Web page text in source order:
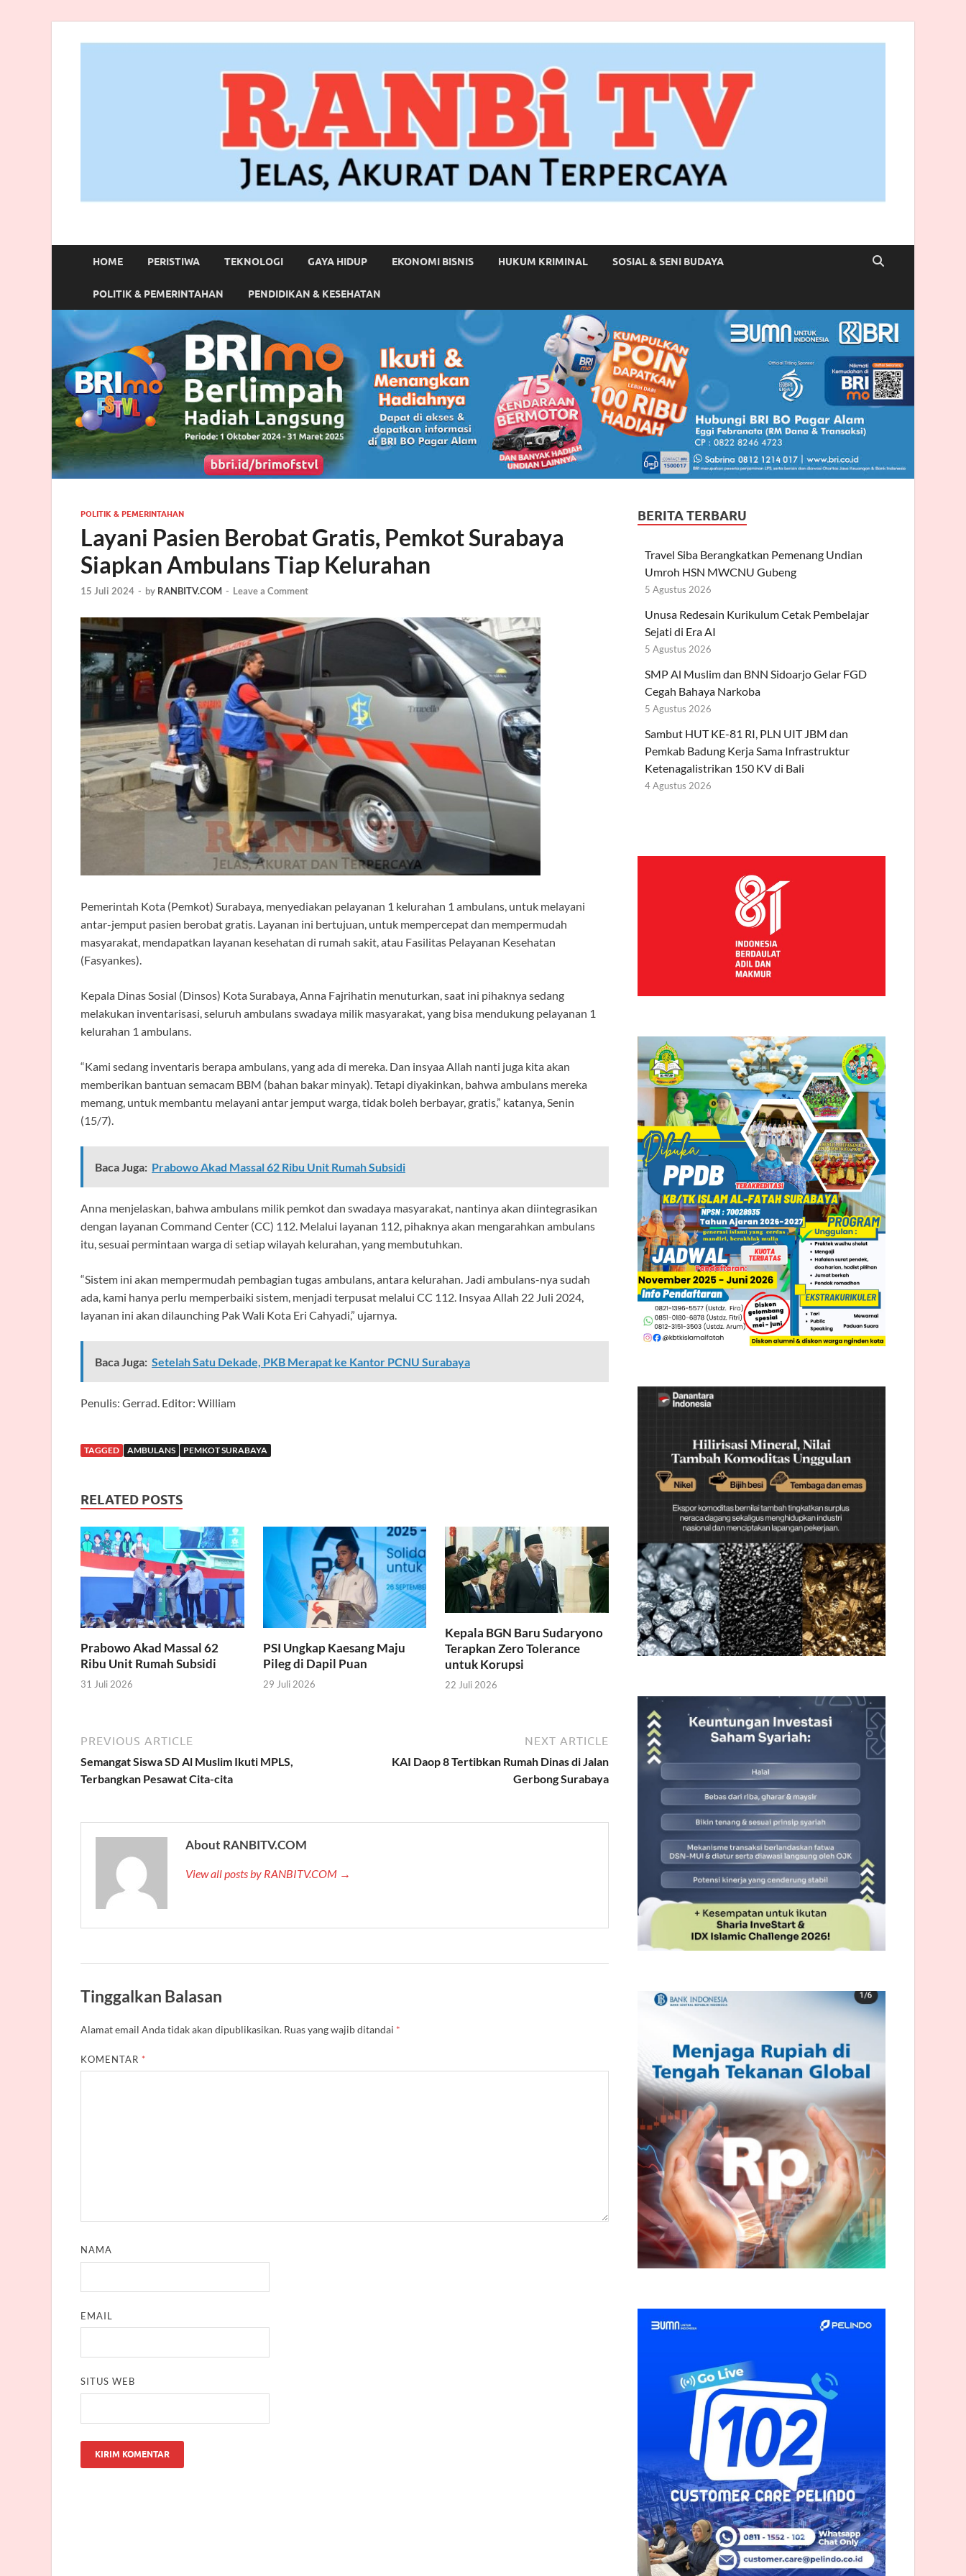
RANBITV.COM
HOME PERISTIWA TEKNOLOGI GAYA HIDUP EKONOMI BISNIS HUKUM KRIMINAL SOSIAL & SENI BUDAYA
POLITIK & PEMERINTAHAN PENDIDIKAN & KESEHATAN
POLITIK & PEMERINTAHAN
Layani Pasien Berobat Gratis, Pemkot Surabaya
Siapkan Ambulans Tiap Kelurahan
15 Juli 2024 - by RANBITV.COM - Leave a Comment
Pemerintah Kota (Pemkot) Surabaya, menyediakan pelayanan 1 kelurahan 1 ambulans, untuk melayani
antar-jemput pasien berobat gratis. Layanan ini bertujuan, untuk mempercepat dan mempermudah
masyarakat, mendapatkan layanan kesehatan di rumah sakit, atau Fasilitas Pelayanan Kesehatan
(Fasyankes).
Kepala Dinas Sosial (Dinsos) Kota Surabaya, Anna Fajrihatin menuturkan, saat ini pihaknya sedang
melakukan inventarisasi, seluruh ambulans swadaya milik masyarakat, yang bisa mendukung pelayanan 1
kelurahan 1 ambulans.
“Kami sedang inventaris berapa ambulans, yang ada di mereka. Dan insyaa Allah nanti juga kita akan
memberikan bantuan semacam BBM (bahan bakar minyak). Tetapi diyakinkan, bahwa ambulans mereka
memang, untuk membantu melayani antar jemput warga, tidak boleh berbayar, gratis,” katanya, Senin
(15/7).
Baca Juga: Prabowo Akad Massal 62 Ribu Unit Rumah Subsidi
Anna menjelaskan, bahwa ambulans milik pemkot dan swadaya masyarakat, nantinya akan diintegrasikan
dengan layanan Command Center (CC) 112. Melalui layanan 112, pihaknya akan mengarahkan ambulans
itu, sesuai permintaan warga di setiap wilayah kelurahan, yang membutuhkan.
“Sistem ini akan mempermudah pembagian tugas ambulans, antara kelurahan. Jadi ambulans-nya sudah
ada, kami hanya perlu memperbaiki sistem, menjadi terpusat melalui CC 112. Insyaa Allah 22 Juli 2024,
layanan ini akan dilaunching Pak Wali Kota Eri Cahyadi,” ujarnya.
Baca Juga: Setelah Satu Dekade, PKB Merapat ke Kantor PCNU Surabaya
Penulis: Gerrad. Editor: William
TAGGED AMBULANS PEMKOT SURABAYA
RELATED POSTS
Prabowo Akad Massal 62
Ribu Unit Rumah Subsidi
31 Juli 2026
PSI Ungkap Kaesang Maju
Pileg di Dapil Puan
29 Juli 2026
Kepala BGN Baru Sudaryono
Terapkan Zero Tolerance
untuk Korupsi
22 Juli 2026
PREVIOUS ARTICLE
Semangat Siswa SD Al Muslim Ikuti MPLS,
Terbangkan Pesawat Cita-cita
NEXT ARTICLE
KAI Daop 8 Tertibkan Rumah Dinas di Jalan
Gerbong Surabaya
About RANBITV.COM
View all posts by RANBITV.COM →
Tinggalkan Balasan
Alamat email Anda tidak akan dipublikasikan. Ruas yang wajib ditandai *
KOMENTAR *
NAMA
EMAIL
SITUS WEB
BERITA TERBARU
Travel Siba Berangkatkan Pemenang Undian
Umroh HSN MWCNU Gubeng
5 Agustus 2026
Unusa Redesain Kurikulum Cetak Pembelajar
Sejati di Era AI
5 Agustus 2026
SMP Al Muslim dan BNN Sidoarjo Gelar FGD
Cegah Bahaya Narkoba
5 Agustus 2026
Sambut HUT KE-81 RI, PLN UIT JBM dan
Pemkab Badung Kerja Sama Infrastruktur
Ketenagalistrikan 150 KV di Bali
4 Agustus 2026